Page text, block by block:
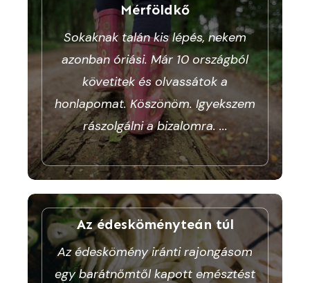
Mérföldkő
Sokaknak talán kis lépés, nekem
azonban óriási. Már 10 országból
követitek és olvassátok a
honlapomat. Köszönöm. Igyekszem
rászolgálni a bizalomra. ...
Az édesköményteán túl
Az édeskömény iránti rajongásom
egy barátnőmtől kapott emésztést